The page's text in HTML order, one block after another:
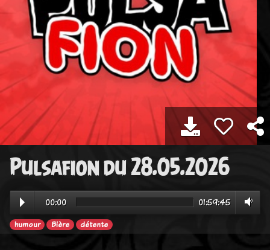
Pulsafion du 28.05.2026
00:00 01:59:45
humour Bière détente